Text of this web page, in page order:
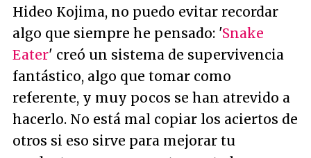
Hideo Kojima, no puedo evitar recordar
algo que siempre he pensado: 'Snake
Eater' creó un sistema de supervivencia
fantástico, algo que tomar como
referente, y muy pocos se han atrevido a
hacerlo. No está mal copiar los aciertos de
otros si eso sirve para mejorar tu